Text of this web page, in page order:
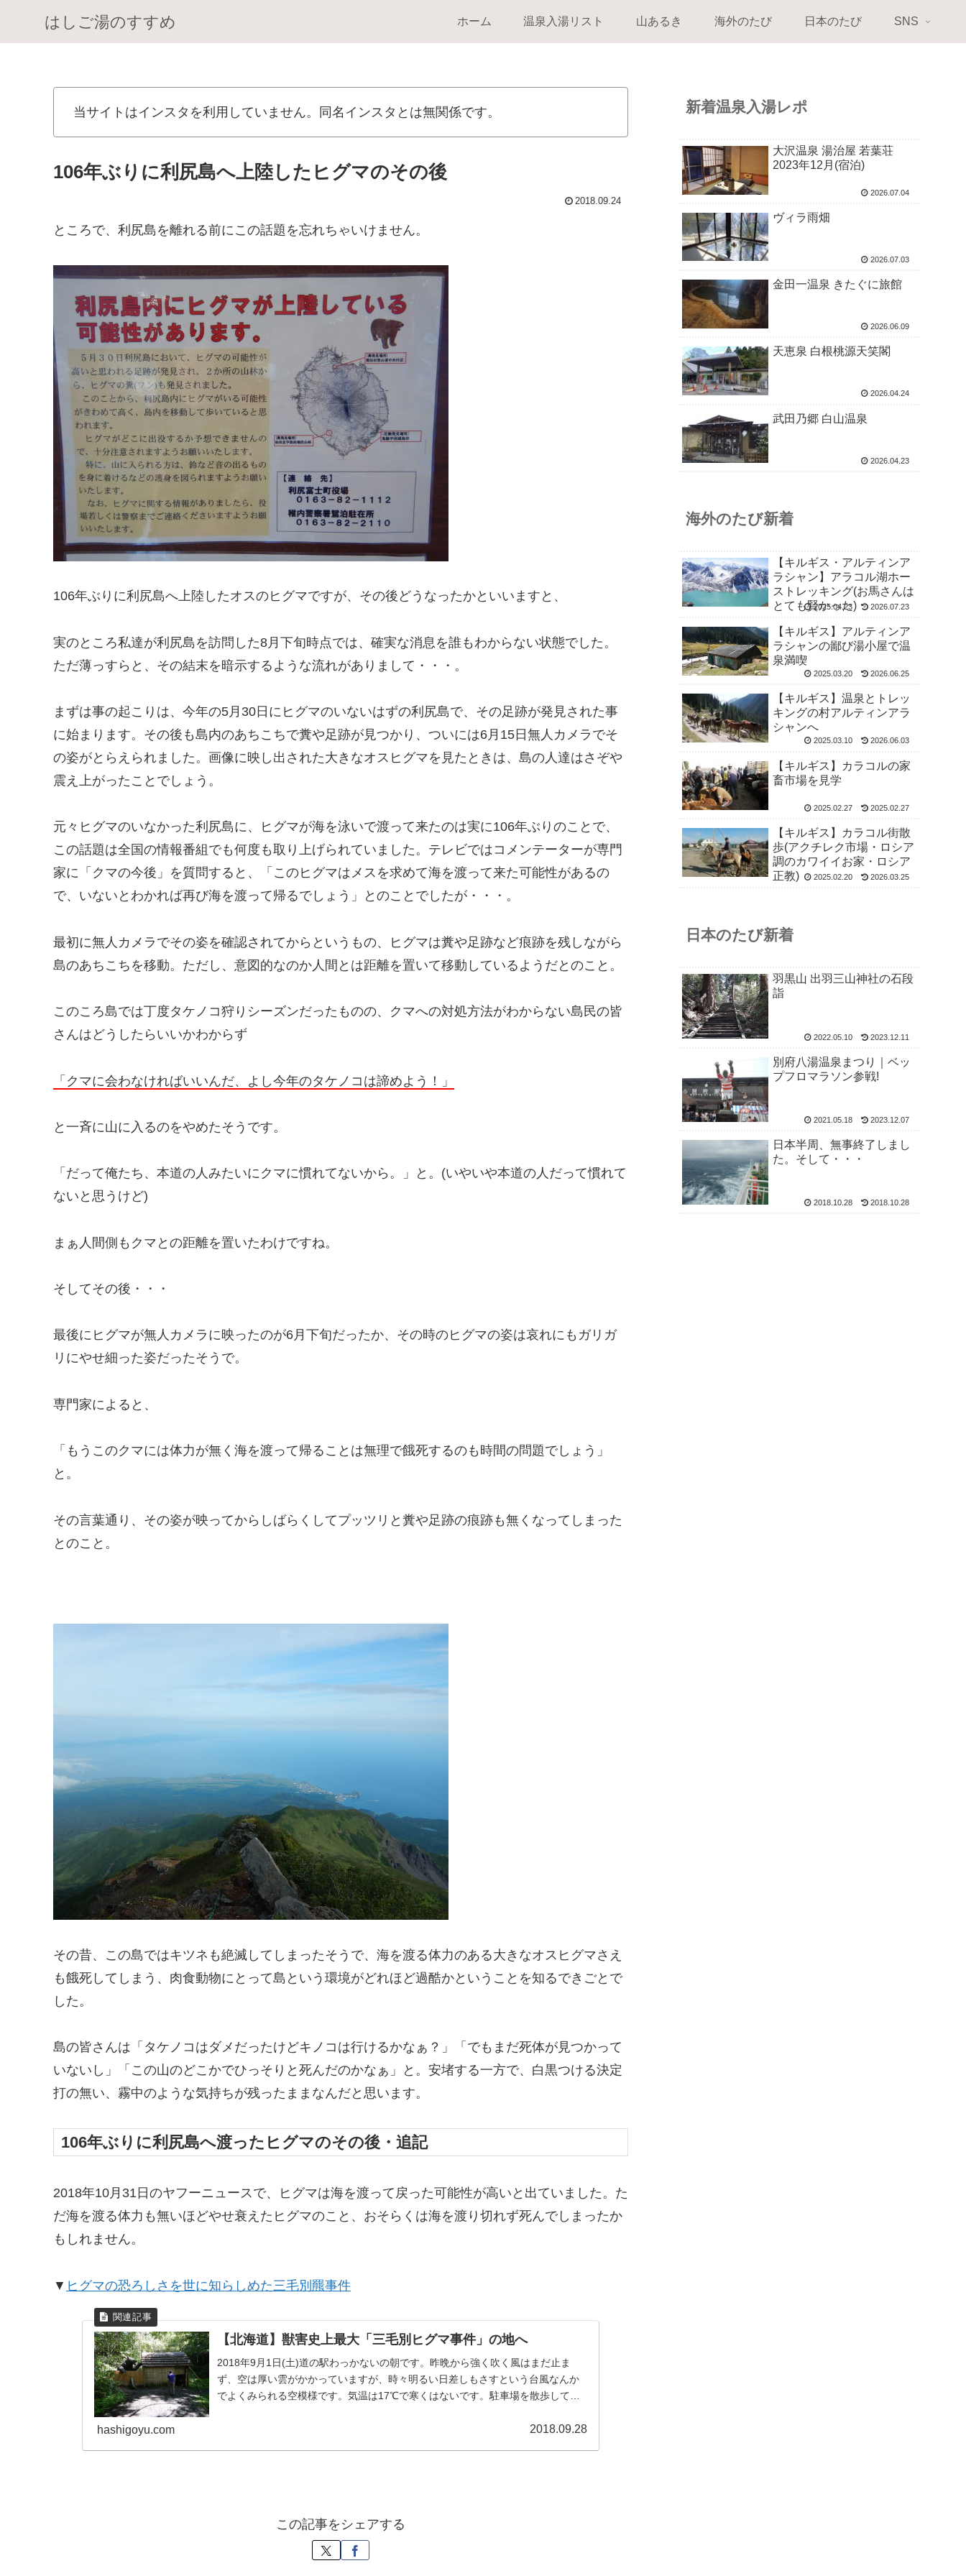
はしご湯のすすめ ホーム 温泉入湯リスト 山あるき 海外のたび 日本のたび SNS
当サイトはインスタを利用していません。同名インスタとは無関係です。
106年ぶりに利尻島へ上陸したヒグマのその後
2018.09.24
ところで、利尻島を離れる前にこの話題を忘れちゃいけません。
106年ぶりに利尻島へ上陸したオスのヒグマですが、その後どうなったかといいますと、
実のところ私達が利尻島を訪問した8月下旬時点では、確実な消息を誰もわからない状態でした。
ただ薄っすらと、その結末を暗示するような流れがありまして・・・。
まずは事の起こりは、今年の5月30日にヒグマのいないはずの利尻島で、その足跡が発見された事
に始まります。その後も島内のあちこちで糞や足跡が見つかり、ついには6月15日無人カメラでそ
の姿がとらえられました。画像に映し出された大きなオスヒグマを見たときは、島の人達はさぞや
震え上がったことでしょう。
元々ヒグマのいなかった利尻島に、ヒグマが海を泳いで渡って来たのは実に106年ぶりのことで、
この話題は全国の情報番組でも何度も取り上げられていました。テレビではコメンテーターが専門
家に「クマの今後」を質問すると、「このヒグマはメスを求めて海を渡って来た可能性があるの
で、いないとわかれば再び海を渡って帰るでしょう」とのことでしたが・・・。
最初に無人カメラでその姿を確認されてからというもの、ヒグマは糞や足跡など痕跡を残しながら
島のあちこちを移動。ただし、意図的なのか人間とは距離を置いて移動しているようだとのこと。
このころ島では丁度タケノコ狩りシーズンだったものの、クマへの対処方法がわからない島民の皆
さんはどうしたらいいかわからず
「クマに会わなければいいんだ、よし今年のタケノコは諦めよう！」
と一斉に山に入るのをやめたそうです。
「だって俺たち、本道の人みたいにクマに慣れてないから。」と。(いやいや本道の人だって慣れて
ないと思うけど)
まぁ人間側もクマとの距離を置いたわけですね。
そしてその後・・・
最後にヒグマが無人カメラに映ったのが6月下旬だったか、その時のヒグマの姿は哀れにもガリガ
リにやせ細った姿だったそうで。
専門家によると、
「もうこのクマには体力が無く海を渡って帰ることは無理で餓死するのも時間の問題でしょう」
と。
その言葉通り、その姿が映ってからしばらくしてプッツリと糞や足跡の痕跡も無くなってしまった
とのこと。
その昔、この島ではキツネも絶滅してしまったそうで、海を渡る体力のある大きなオスヒグマさえ
も餓死してしまう、肉食動物にとって島という環境がどれほど過酷かということを知るできごとで
した。
島の皆さんは「タケノコはダメだったけどキノコは行けるかなぁ？」「でもまだ死体が見つかって
いないし」「この山のどこかでひっそりと死んだのかなぁ」と。安堵する一方で、白黒つける決定
打の無い、霧中のような気持ちが残ったままなんだと思います。
106年ぶりに利尻島へ渡ったヒグマのその後・追記
2018年10月31日のヤフーニュースで、ヒグマは海を渡って戻った可能性が高いと出ていました。た
だ海を渡る体力も無いほどやせ衰えたヒグマのこと、おそらくは海を渡り切れず死んでしまったか
もしれません。
▼ ヒグマの恐ろしさを世に知らしめた三毛別羆事件
【北海道】獣害史上最大「三毛別ヒグマ事件」の地へ
2018年9月1日(土)道の駅わっかないの朝です。昨晩から強く吹く風はまだ止ま
ず、空は厚い雲がかかっていますが、時々明るい日差しもさすという台風なんか
でよくみられる空模様です。気温は17℃で寒くはないです。駐車場を散歩してみ
hashigoyu.com 2018.09.28
この記事をシェアする
新着温泉入湯レポ
大沢温泉 湯治屋 若葉荘
2023年12月(宿泊)
2026.07.04
ヴィラ雨畑
2026.07.03
金田一温泉 きたぐに旅館
2026.06.09
天恵泉 白根桃源天笑閣
2026.04.24
武田乃郷 白山温泉
2026.04.23
海外のたび新着
【キルギス・アルティンア
ラシャン】アラコル湖ホー
ストレッキング(お馬さんは
とても賢かった)
2025.04.23 2026.07.23
【キルギス】アルティンア
ラシャンの鄙び湯小屋で温
泉満喫
2025.03.20 2026.06.25
【キルギス】温泉とトレッ
キングの村アルティンアラ
シャンへ
2025.03.10 2026.06.03
【キルギス】カラコルの家
畜市場を見学
2025.02.27 2025.02.27
【キルギス】カラコル街散
歩(アクチレク市場・ロシア
調のカワイイお家・ロシア
正教)
2025.02.20 2026.03.25
日本のたび新着
羽黒山 出羽三山神社の石段
詣
2022.05.10 2023.12.11
別府八湯温泉まつり｜ベッ
プフロマラソン参戦!
2021.05.18 2023.12.07
日本半周、無事終了しまし
た。そして・・・
2018.10.28 2018.10.28